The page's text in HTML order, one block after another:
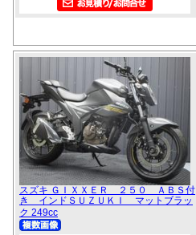
スズキ ＧＩＸＸＥＲ ２５０ ＡＢＳ付
き インドＳＵＺＵＫＩ マットブラッ
ク 249cc